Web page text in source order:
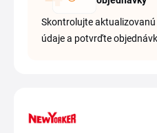
Skontrolujte
údaje a potvrďte